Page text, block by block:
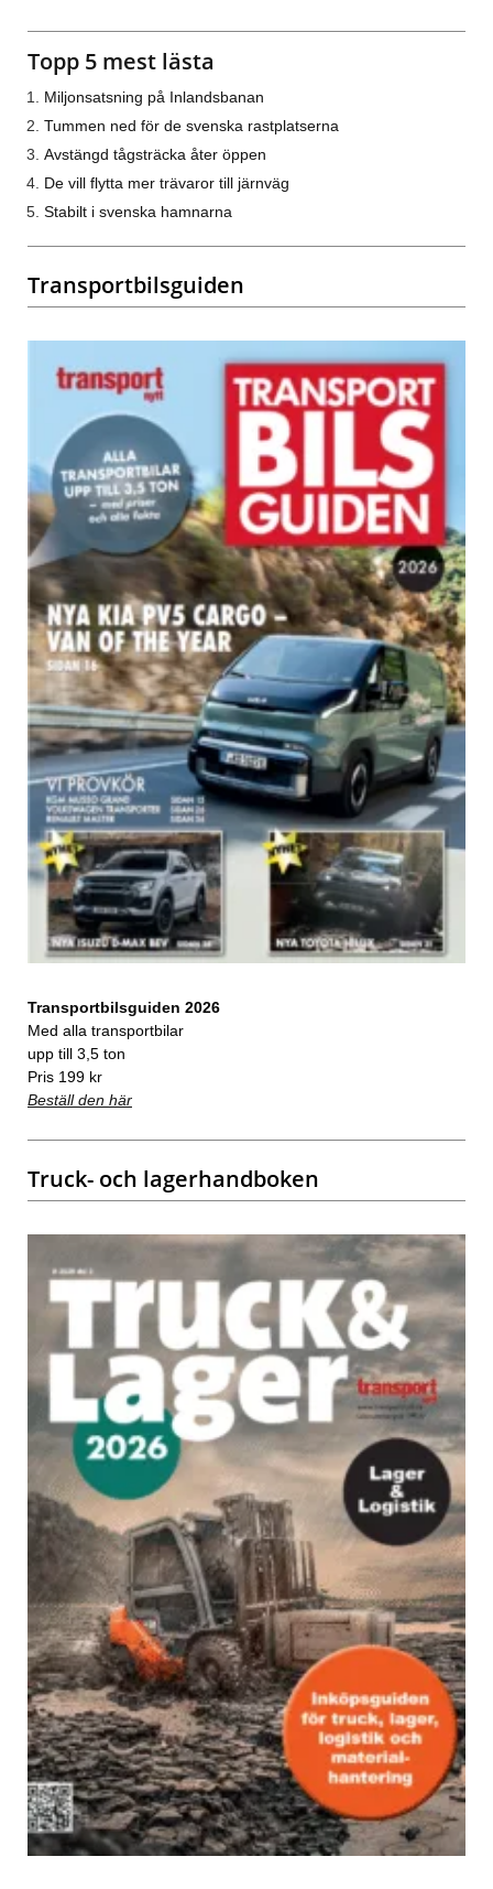
Topp 5 mest lästa
Miljonsatsning på Inlandsbanan
Tummen ned för de svenska rastplatserna
Avstängd tågsträcka åter öppen
De vill flytta mer trävaror till järnväg
Stabilt i svenska hamnarna
Transportbilsguiden
Transportbilsguiden 2026
Med alla transportbilar
upp till 3,5 ton
Pris 199 kr
Beställ den här
Truck- och lagerhandboken